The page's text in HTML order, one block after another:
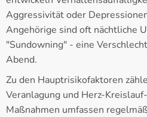
Aggressivität oder
Angehörige sind oft nächtliche
"Sundowning" - eine
Abend.
Zu den Hauptrisikofaktoren
Veranlagung und Herz-
Maßnahmen umfassen